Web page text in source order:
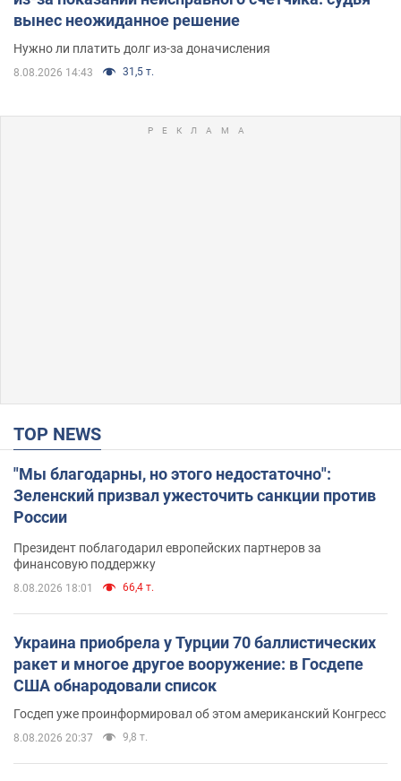
вынес неожиданное решение
Нужно ли платить долг из-за доначисления
8.08.2026 14:43 31,5 т.
TOP NEWS
"Мы благодарны, но этого недостаточно":
Зеленский призвал ужесточить санкции против
России
Президент поблагодарил европейских партнеров за
финансовую поддержку
8.08.2026 18:01 66,4 т.
Украина приобрела у Турции 70 баллистических
ракет и многое другое вооружение: в Госдепе
США обнародовали список
Госдеп уже проинформировал об этом американский Конгресс
8.08.2026 20:37 9,8 т.